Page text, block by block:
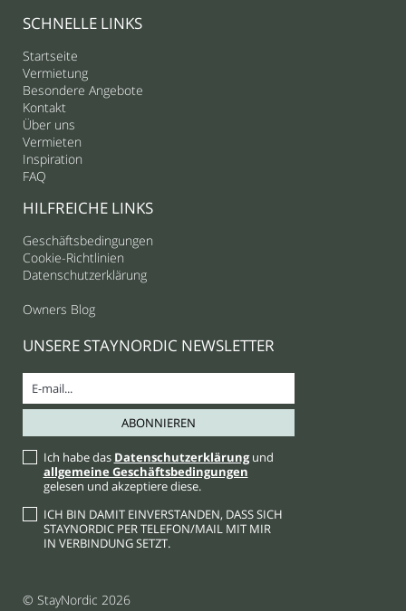
SCHNELLE LINKS
Startseite
Vermietung
Besondere Angebote
Kontakt
Über uns
Vermieten
Inspiration
FAQ
HILFREICHE LINKS
Geschäftsbedingungen
Cookie-Richtlinien
Datenschutzerklärung
Owners Blog
UNSERE STAYNORDIC NEWSLETTER
Ich habe das Datenschutzerklärungund
allgemeine Geschäftsbedingungen
gelesen und akzeptiere diese.
ICH BIN DAMIT EINVERSTANDEN, DASS SICH
STAYNORDIC PER TELEFON/MAIL MIT MIR
IN VERBINDUNG SETZT.
© StayNordic 2026